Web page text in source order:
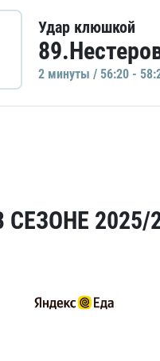
Удар клюшкой
2 минуты / 56:20 -
2025/